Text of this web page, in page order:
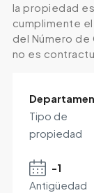
la propiedad
cumplimente
del Número
no es
Tipo de
propiedad
-1
Antigüedad